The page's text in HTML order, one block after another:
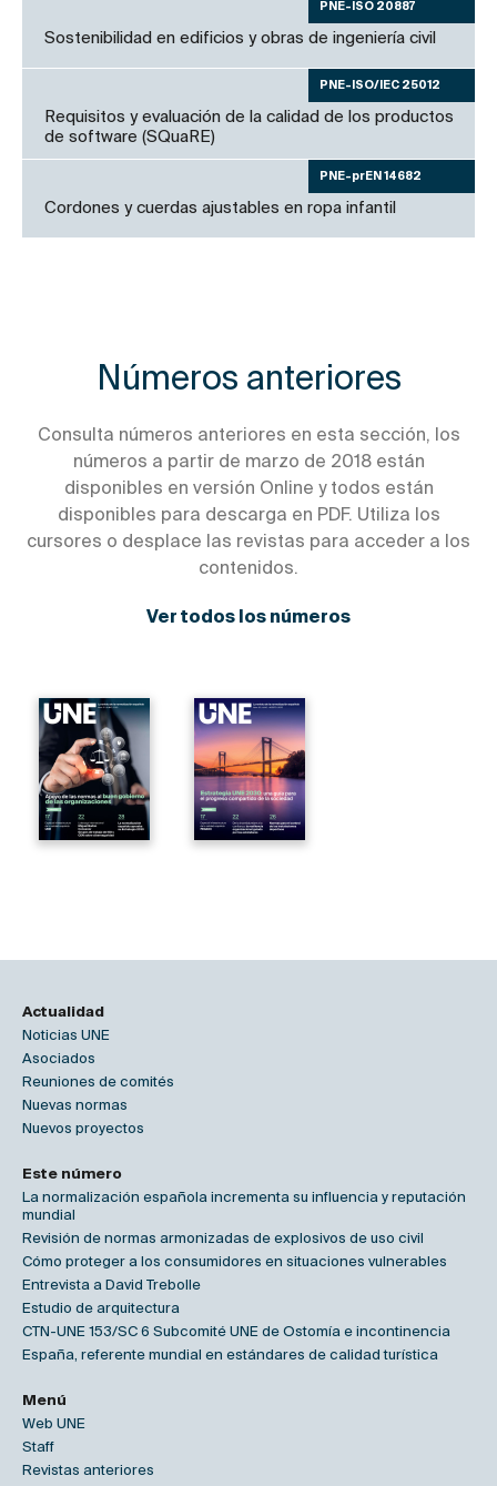
PNE-ISO 20887
Sostenibilidad en edificios y obras de ingeniería civil
PNE-ISO/IEC 25012
Requisitos y evaluación de la calidad de los productos
de software (SQuaRE)
PNE-prEN 14682
Cordones y cuerdas ajustables en ropa infantil
Números anteriores
Consulta números anteriores en esta sección, los
números a partir de marzo de 2018 están
disponibles en versión Online y todos están
disponibles para descarga en PDF. Utiliza los
cursores o desplace las revistas para acceder a los
contenidos.
Ver todos los números
Actualidad
Noticias UNE
Asociados
Reuniones de comités
Nuevas normas
Nuevos proyectos
Este número
La normalización española incrementa su influencia y reputación
mundial
Revisión de normas armonizadas de explosivos de uso civil
Cómo proteger a los consumidores en situaciones vulnerables
Entrevista a David Trebolle
Estudio de arquitectura
CTN-UNE 153/SC 6 Subcomité UNE de Ostomía e incontinencia
España, referente mundial en estándares de calidad turística
Menú
Web UNE
Staff
Revistas anteriores